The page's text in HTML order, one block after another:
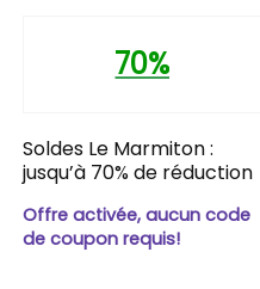
70%
Soldes Le Marmiton :
jusqu’à 70% de réduction
Offre activée, aucun code
de coupon requis!